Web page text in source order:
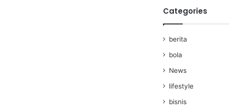
Categories
berita
bola
News
lifestyle
bisnis